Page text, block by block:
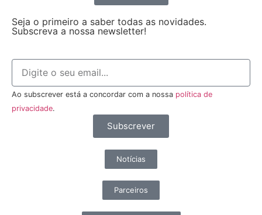
Seja o primeiro a saber todas as novidades.
Subscreva a nossa newsletter!
Ao subscrever está a concordar com a nossa política de
privacidade.
Subscrever
Notícias
Parceiros